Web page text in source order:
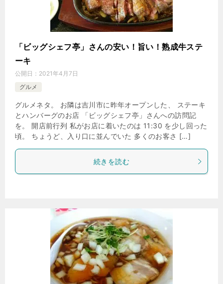
「ビッグシェフ亭」さんの安い！旨い！熟成牛ステ
ーキ
公開日： 2021年4月7日
グルメ
グルメネタ。 お隣は吉川市に昨年オープンした、 ステーキ
とハンバーグのお店 「ビッグシェフ亭」さんへの訪問記
を。 開店前行列 私がお店に着いたのは 11:30 を少し回った
頃。 ちょうど、入り口に並んでいた 多くのお客さ […]
続きを読む